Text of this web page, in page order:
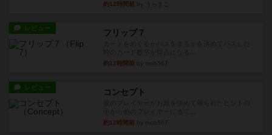
約12時間前
レビュー フリップ７
約12時間前
レビュー コンセプト
約12時間前